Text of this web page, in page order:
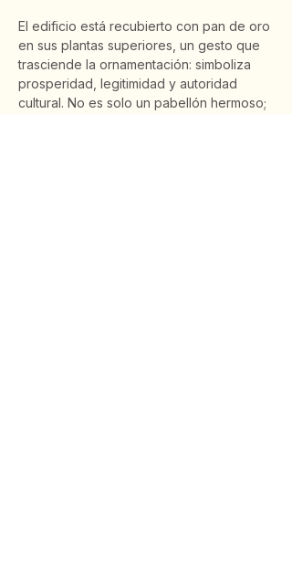
El edificio está recubierto con pan de oro
en sus plantas superiores, un gesto que
trasciende la ornamentación: simboliza
prosperidad, legitimidad y autoridad
cultural. No es solo un pabellón hermoso;